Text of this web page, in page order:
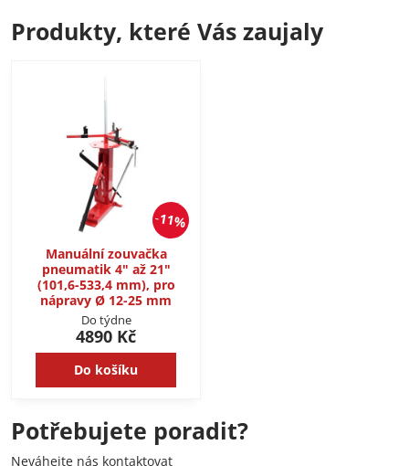
Produkty, které Vás zaujaly
11%
Manuální zouvačka
pneumatik 4" až 21"
(101,6-533,4 mm), pro
nápravy Ø 12-25 mm
Do týdne
4890 Kč
Do košíku
Potřebujete poradit?
Neváhejte nás kontaktovat